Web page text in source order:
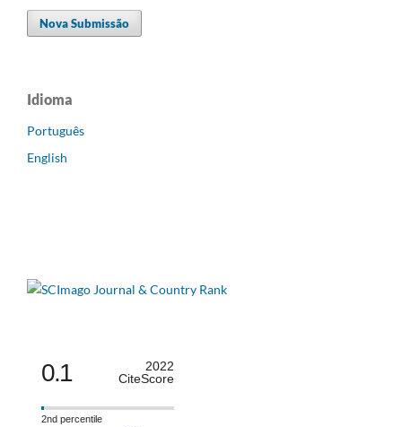
Nova Submissão
Idioma
Português
English
0.1
2022
CiteScore
2nd percentile